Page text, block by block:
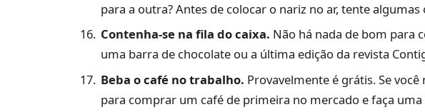
para a outra? Antes de colocar o nariz no ar, tente
Contenha-se na fila do caixa. Não há nada de bom para
uma barra de chocolate ou a última edição da revista
Beba o café no trabalho. Provavelmente é grátis. Se
para comprar um café de primeira no mercado e faça uma